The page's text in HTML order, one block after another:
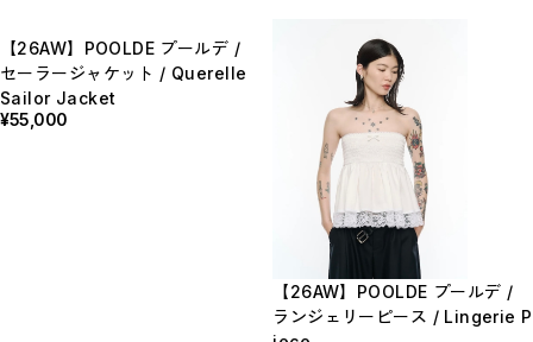
【26AW】POOLDE プールデ /
セーラージャケット / Querelle
Sailor Jacket
¥55,000
【26AW】POOLDE プールデ /
ランジェリーピース / Lingerie P